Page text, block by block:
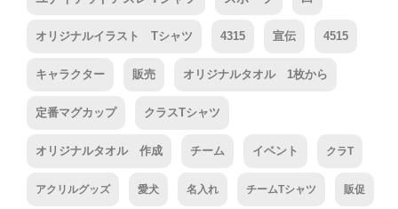
オリジナルイラスト Tシャツ 4315 宣伝 4515
キャラクター 販売 オリジナルタオル 1枚から
定番マグカップ クラスTシャツ
オリジナルタオル 作成 チーム イベント クラT
アクリルグッズ 愛犬 名入れ チームTシャツ 販促